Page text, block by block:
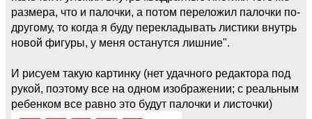
размера, что и палочки, а потом переложил палочки по-
другому, то когда я буду перекладывать листики внутрь
новой фигуры, у меня останутся лишние".
И рисуем такую картинку (нет удачного редактора под
рукой, поэтому все на одном изображении; с реальным
ребенком все равно это будут палочки и листочки)